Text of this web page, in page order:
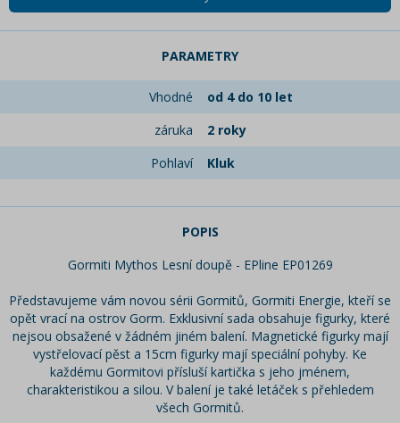
PARAMETRY
Vhodné
od 4 do 10 let
záruka
2 roky
Pohlaví
Kluk
POPIS
Gormiti Mythos Lesní doupě - EPline EP01269
Představujeme vám novou sérii Gormitů, Gormiti Energie, kteří se
opět vrací na ostrov Gorm. Exklusivní sada obsahuje figurky, které
nejsou obsažené v žádném jiném balení. Magnetické figurky mají
vystřelovací pěst a 15cm figurky mají speciální pohyby. Ke
každému Gormitovi přísluší kartička s jeho jménem,
charakteristikou a silou. V balení je také letáček s přehledem
všech Gormitů.